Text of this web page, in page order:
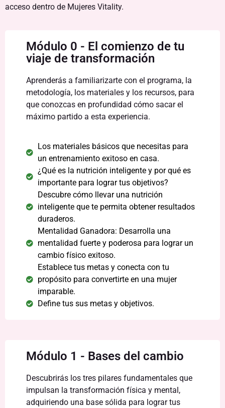
acceso dentro de Mujeres Vitality.
Módulo 0 - El comienzo de tu
viaje de transformación
Aprenderás a familiarizarte con el programa, la
metodología, los materiales y los recursos, para
que conozcas en profundidad cómo sacar el
máximo partido a esta experiencia.
Los materiales básicos que necesitas para
un entrenamiento exitoso en casa.
¿Qué es la nutrición inteligente y por qué es
importante para lograr tus objetivos?
Descubre cómo llevar una nutrición
inteligente que te permita obtener resultados
duraderos.
Mentalidad Ganadora: Desarrolla una
mentalidad fuerte y poderosa para lograr un
cambio físico exitoso.
Establece tus metas y conecta con tu
propósito para convertirte en una mujer
imparable.
Define tus sus metas y objetivos.
Módulo 1 - Bases del cambio
Descubrirás los tres pilares fundamentales que
impulsan la transformación física y mental,
adquiriendo una base sólida para lograr tus